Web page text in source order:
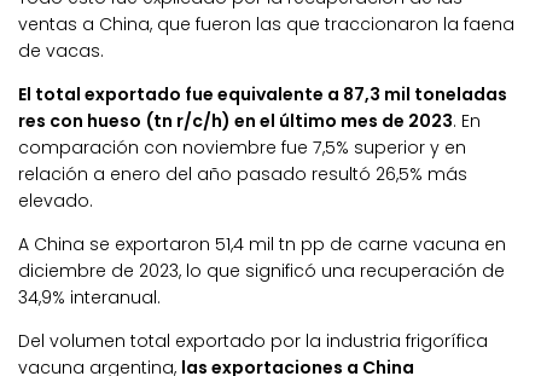
ventas a China, que fueron las que traccionaron la faena
de vacas.
El total exportado fue equivalente a 87,3 mil toneladas
res con hueso (tn r/c/h) en el último mes de 2023. En
comparación con noviembre fue 7,5% superior y en
relación a enero del año pasado resultó 26,5% más
elevado.
A China se exportaron 51,4 mil tn pp de carne vacuna en
diciembre de 2023, lo que significó una recuperación de
34,9% interanual.
Del volumen total exportado por la industria frigorífica
vacuna argentina, las exportaciones a China